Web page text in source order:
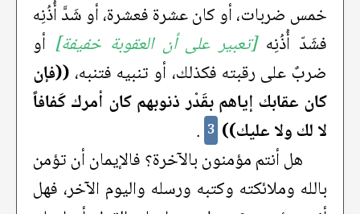
خمس ضربات، أو كان عشرة فعشرة، أو شَدَّ أُذُنِه
فشَدّ أُذُنِه[تعبير على أن العقوبة خفيفة] أو
ضربٌ على رقبته فكذلك، أو تنبيه فتنبه، ((فإن
كان عقابك إياهم بقَدْر ذنوبهم كان أمرك كَفافاً
لا لك ولا عليك)) 3
.
هل أنتم مؤمنون بالآخرة؟ فالإيمان أن تؤمن
بالله وملائكته وكتبه ورسله واليوم الآخر، فهل